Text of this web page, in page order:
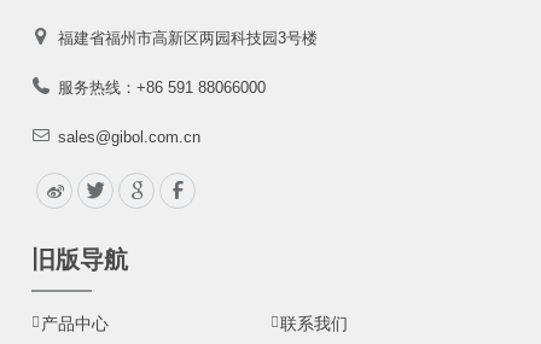
福建省福州市高新区两园科技园3号楼
服务热线：+86 591 88066000
sales@gibol.com.cn
旧版导航
产品中心 联系我们